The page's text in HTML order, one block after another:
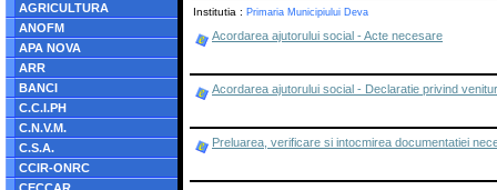
AGRICULTURA
ANOFM
APA NOVA
ARR
BANCI
C.C.I.PH
C.N.V.M.
C.S.A.
CCIR-ONRC
Institutia : Primaria Municipiului Deva
Acordarea ajutorului social - Acte necesare
Acordarea ajutorului social - Declaratie privind
Preluarea, verificare si intocmirea documentatiei